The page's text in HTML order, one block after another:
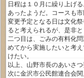
日程は１０月に繰り上げ
あったようだ。コースも
変更予定となる日は文化
ると考えられるが、是非
二つ目は、ごみの有料化
めてから実施したいと考
けたい。
以上、山野市長のあいさつ
次に金沢市公民館連合会